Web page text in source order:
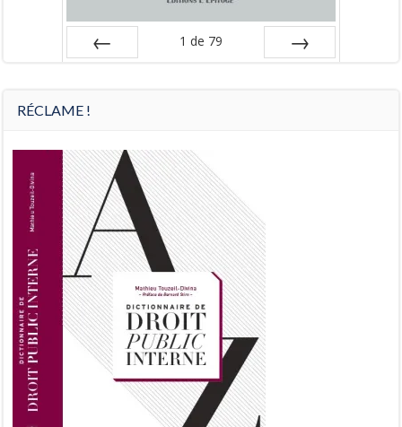
1 de 79
RÉCLAME !